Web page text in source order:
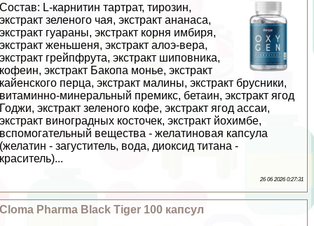
Состав: L-карнитин тартрат, тирозин,
экстpaкт зеленого чая, экстpaкт ананаса,
экстpaкт гуараны, экстpaкт корня имбиря,
экстpaкт женьшеня, экстpaкт алоэ-вера,
экстpaкт грейпфрута, экстpaкт шиповника,
кофеин, экстpaкт Бакопа монье, экстpaкт
кайенского перца, экстpaкт малины, экстpaкт брусники,
витаминно-минеральный премикс, бетаин, экстpaкт ягод
Годжи, экстpaкт зеленого кофе, экстpaкт ягод ассаи,
экстpaкт виноградных косточек, экстpaкт йохимбе,
вспомогательный вещества - желатиновая капсула
(желатин - загуститель, вода, диоксид титана -
краситель)...
26 06 2026 0:27:31
Cloma Pharma Black Tiger 100 капсул